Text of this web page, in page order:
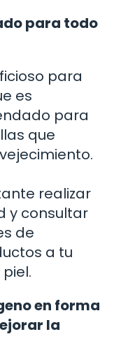
para todo
para
es
para
que
realizar
y consultar
de
a tu
en forma
la